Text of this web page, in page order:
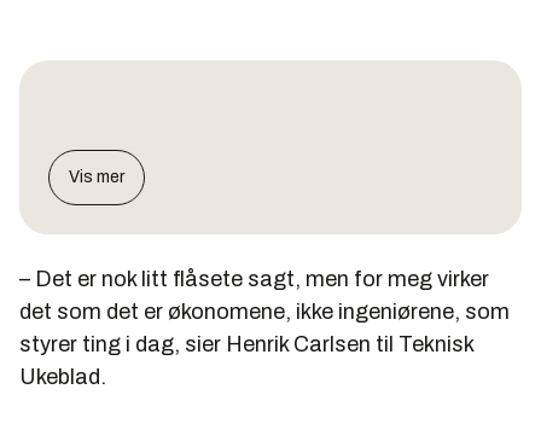
Vis mer
– Det er nok litt flåsete sagt, men for meg virker
det som det er økonomene, ikke ingeniørene, som
styrer ting i dag, sier Henrik Carlsen til Teknisk
Ukeblad.